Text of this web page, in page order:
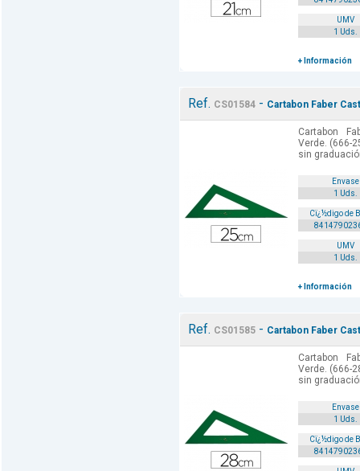
UMV
1 Uds.
+ Información
Ref. CS01584- Cartabon Faber
Cartabon
Verde. (666-
sin
Envase
1 Uds.
Cï¿½digo de
UMV
1 Uds.
+ Información
Ref. CS01585- Cartabon Faber
Cartabon
Verde. (666-
sin
Envase
1 Uds.
Cï¿½digo de